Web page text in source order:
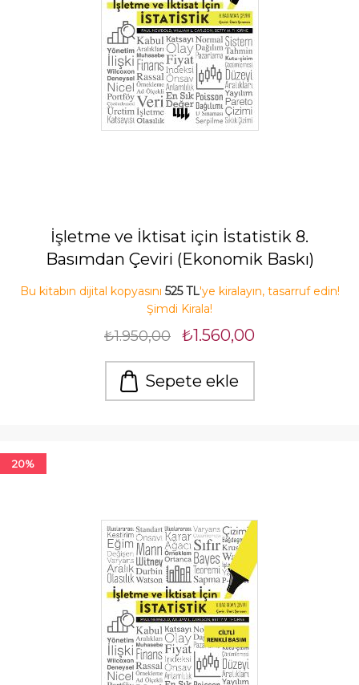
İşletme ve İktisat için İstatistik 8.
Basımdan Çeviri (Ekonomik Baskı)
Bu kitabın dijital kopyasını 525 TL'ye kiralayın, tasarruf edin!
Şimdi Kirala!
₺1.950,00 ₺1.560,00
Sepete ekle
20%